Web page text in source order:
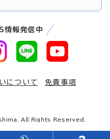
情報発信中
について
免責事項
All Rights Reserved.